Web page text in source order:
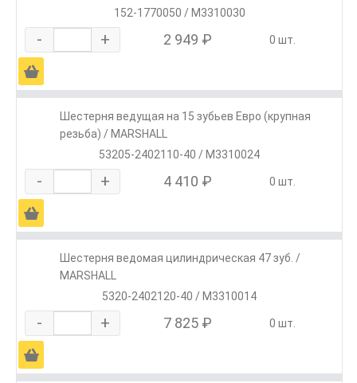
152-1770050 / M3310030
- + 2 949 ₽ 0 шт.
Ä
Шестерня ведущая на 15 зубьев Евро (крупная
резьба) / MARSHALL
53205-2402110-40 / M3310024
- + 4 410 ₽ 0 шт.
Ä
Шестерня ведомая цилиндрическая 47 зуб. /
MARSHALL
5320-2402120-40 / M3310014
- + 7 825 ₽ 0 шт.
Ä